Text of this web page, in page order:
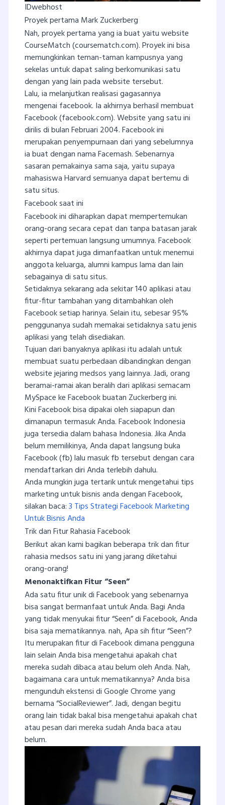
IDwebhost
Proyek pertama Mark Zuckerberg
Nah, proyek pertama yang ia buat yaitu website
CourseMatch (coursematch.com). Proyek ini bisa
memungkinkan teman-taman kampusnya yang
sekelas untuk dapat saling berkomunikasi satu
dengan yang lain pada website tersebut.
Lalu, ia melanjutkan realisasi gagasannya
mengenai facebook. Ia akhirnya berhasil membuat
Facebook (facebook.com). Website yang satu ini
dirilis di bulan Februari 2004. Facebook ini
merupakan penyempurnaan dari yang sebelumnya
ia buat dengan nama Facemash. Sebenarnya
sasaran pemakainya sama saja, yaitu supaya
mahasiswa Harvard semuanya dapat bertemu di
satu situs.
Facebook saat ini
Facebook ini diharapkan dapat mempertemukan
orang-orang secara cepat dan tanpa batasan jarak
seperti pertemuan langsung umumnya. Facebook
akhirnya dapat juga dimanfaatkan untuk menemui
anggota keluarga, alumni kampus lama dan lain
sebagainya di satu situs.
Setidaknya sekarang ada sekitar 140 aplikasi atau
fitur-fitur tambahan yang ditambahkan oleh
Facebook setiap harinya. Selain itu, sebesar 95%
penggunanya sudah memakai setidaknya satu jenis
aplikasi yang telah disediakan.
Tujuan dari banyaknya aplikasi itu adalah untuk
membuat suatu perbedaan dibandingkan dengan
website jejaring medsos yang lainnya. Jadi, orang
beramai-ramai akan beralih dari aplikasi semacam
MySpace ke Facebook buatan Zuckerberg ini.
Kini Facebook bisa dipakai oleh siapapun dan
dimanapun termasuk Anda. Facebook Indonesia
juga tersedia dalam bahasa Indonesia. Jika Anda
belum memilikinya, Anda dapat langsung buka
Facebook (fb) lalu masuk fb tersebut dengan cara
mendaftarkan diri Anda terlebih dahulu.
Anda mungkin juga tertarik untuk mengetahui tips
marketing untuk bisnis anda dengan Facebook,
silakan baca:3 Tips Strategi Facebook Marketing
Untuk Bisnis Anda
Trik dan Fitur Rahasia Facebook
Berikut akan kami bagikan beberapa trik dan fitur
rahasia medsos satu ini yang jarang diketahui
orang-orang!
Menonaktifkan Fitur “Seen”
Ada satu fitur unik di Facebook yang sebenarnya
bisa sangat bermanfaat untuk Anda. Bagi Anda
yang tidak menyukai fitur “Seen” di Facebook, Anda
bisa saja mematikannya. nah, Apa sih fitur “Seen”?
Itu merupakan fitur di Facebook dimana pengguna
lain selain Anda bisa mengetahui apakah chat
mereka sudah dibaca atau belum oleh Anda. Nah,
bagaimana cara untuk mematikannya? Anda bisa
mengunduh ekstensi di Google Chrome yang
bernama “SocialReviewer”. Jadi, dengan begitu
orang lain tidak bakal bisa mengetahui apakah chat
atau pesan dari mereka sudah Anda baca atau
belum.